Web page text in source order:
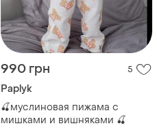
990 грн 5
Paplyk
🍒муслиновая пижама с
мишками и вишняками 🍒